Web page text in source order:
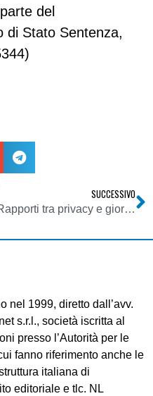
del
di Stato Sentenza,
SUCCESSIVO
Rapporti tra privacy e giornalismo: la tutela dei dati sensibili
nel 1999, diretto dall’avv.
s.r.l., società iscritta al
presso l’Autorità per le
fanno riferimento anche le
italiana di
editoriale e tlc. NL